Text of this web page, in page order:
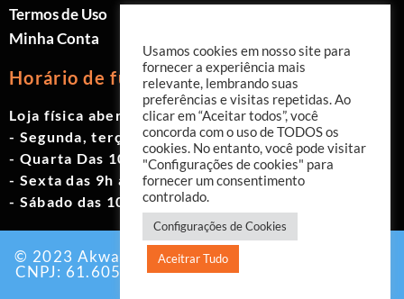
Termos de Uso
Minha Conta
Horário de funcionamento
Loja física aberta de Segunda à Sábado.
- Segunda, terça e quinta das 9h às 19h
- Quarta Das 10h às 18h
- Sexta das 9h às 18h
- Sábado das 10h às 17h
© 2023 Akwavita - Todos os direitos reservados.
CNPJ: 61.605.465/0001-60 Criado por:
Usamos cookies em nosso site para
fornecer a experiência mais
relevante, lembrando suas
preferências e visitas repetidas. Ao
clicar em “Aceitar todos”, você
concorda com o uso de TODOS os
cookies. No entanto, você pode visitar
"Configurações de cookies" para
fornecer um consentimento
controlado.
Configurações de Cookies
Aceitrar Tudo